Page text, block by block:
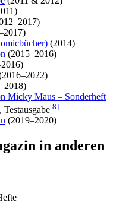
(2014)
(2015–2016)
Micky Maus – Sonderheft
, Testausgabe[8]
(2019–2020)
in anderen